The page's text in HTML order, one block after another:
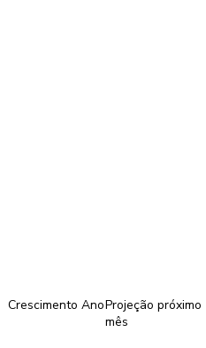
Crescimento AnoProjeção próximo
mês